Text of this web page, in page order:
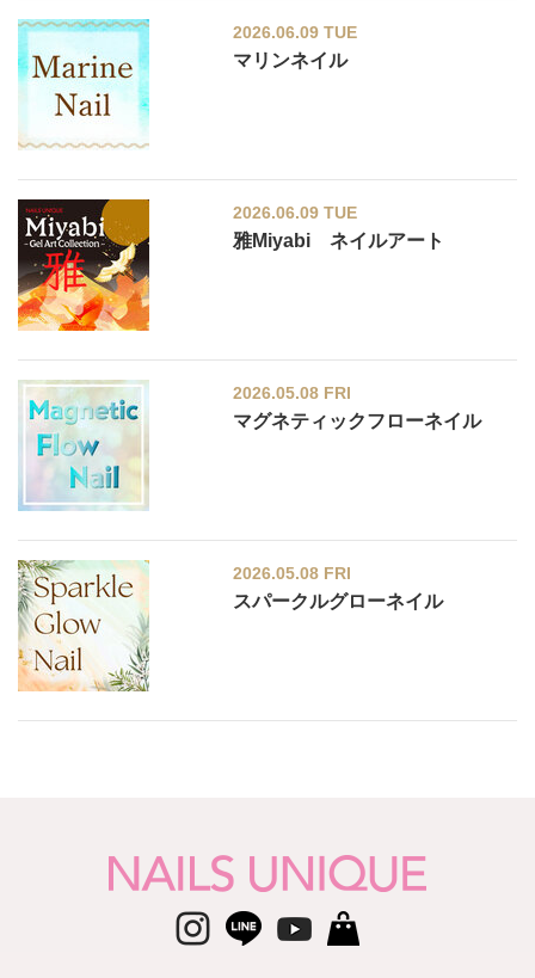
2026.06.09 TUE
マリンネイル
2026.06.09 TUE
雅Miyabi ネイルアート
2026.05.08 FRI
マグネティックフローネイル
2026.05.08 FRI
スパークルグローネイル